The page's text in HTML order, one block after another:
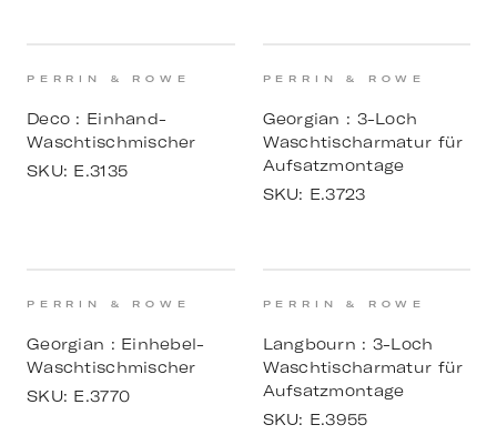
PERRIN & ROWE
Deco : Einhand-
Waschtischmischer
SKU: E.3135
PERRIN & ROWE
Georgian : 3-Loch
Waschtischarmatur für
Aufsatzmontage
SKU: E.3723
PERRIN & ROWE
Georgian : Einhebel-
Waschtischmischer
SKU: E.3770
PERRIN & ROWE
Langbourn : 3-Loch
Waschtischarmatur für
Aufsatzmontage
SKU: E.3955